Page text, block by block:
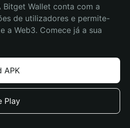
Bitget Wallet conta com a
de utilizadores e permite-
a Web3. Comece já a sua
APK
Play